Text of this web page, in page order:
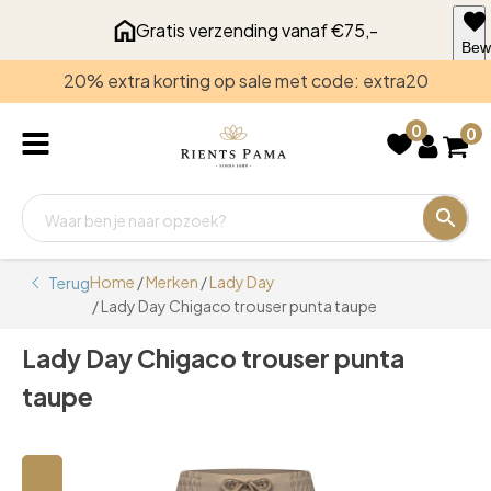
Gratis verzending vanaf €75,-
20% extra korting op sale met code: extra20
0 0
TerugHome /Merken /Lady Day
/ Lady Day Chigaco trouser punta taupe
Lady Day Chigaco trouser punta
taupe
voor